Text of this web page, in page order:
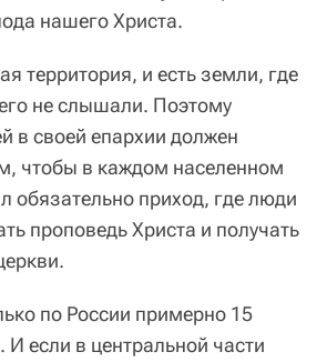
нашего Христа.
территория, и есть земли, где
не слышали. Поэтому
в своей епархии должен
чтобы в каждом населенном
обязательно приход, где люди
проповедь Христа и получать
по России примерно 15
И если в центральной части